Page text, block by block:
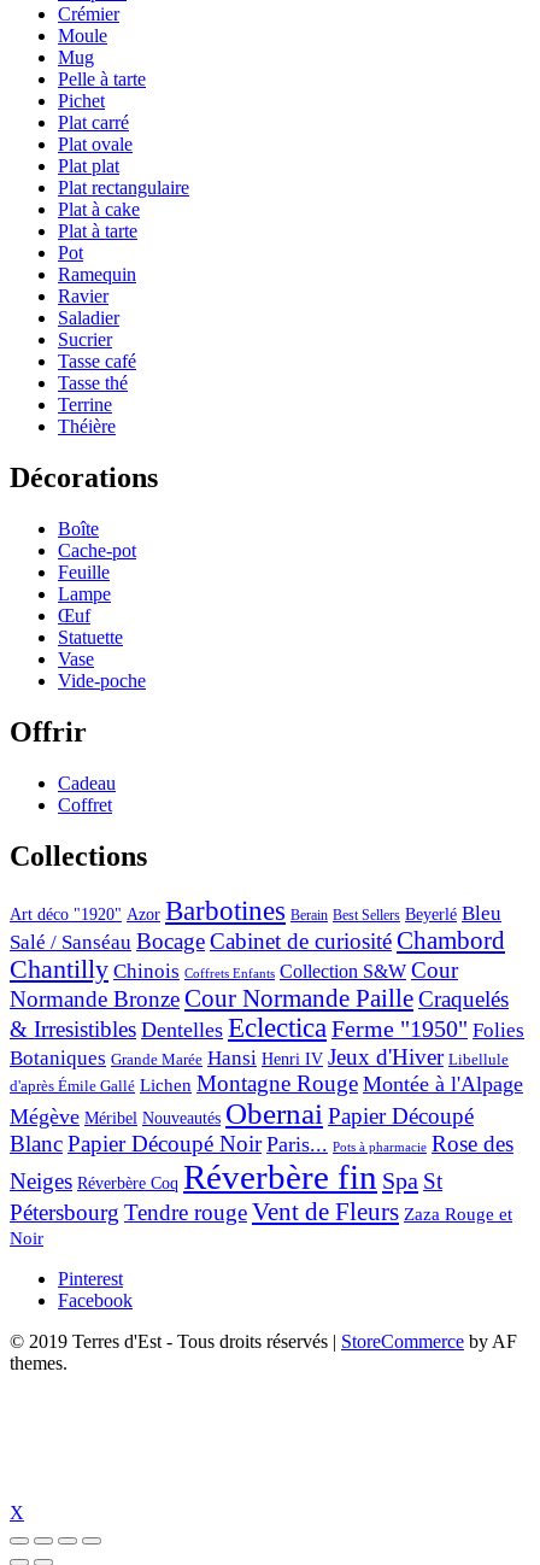
Crémier
Moule
Mug
Pelle à tarte
Pichet
Plat carré
Plat ovale
Plat plat
Plat rectangulaire
Plat à cake
Plat à tarte
Pot
Ramequin
Ravier
Saladier
Sucrier
Tasse café
Tasse thé
Terrine
Théière
Décorations
Boîte
Cache-pot
Feuille
Lampe
Œuf
Statuette
Vase
Vide-poche
Offrir
Cadeau
Coffret
Collections
Art déco "1920" Azor Barbotines Berain Best Sellers Beyerlé Bleu
Salé / Sanséau BocageCabinet de curiositéChambord
Chantilly Chinois Coffrets Enfants Collection S&W Cour
Normande BronzeCour Normande PailleCraquelés
& Irresistibles Dentelles EclecticaFerme "1950" Folies
Botaniques Grande Marée Hansi Henri IV Jeux d'Hiver Libellule
d'après Émile Gallé Lichen Montagne Rouge Montée à l'Alpage
Mégève Méribel Nouveautés ObernaiPapier Découpé
BlancPapier Découpé Noir Paris... Pots à pharmacie Rose des
Neiges Réverbère Coq Réverbère fin Spa St
Pétersbourg Tendre rougeVent de Fleurs Zaza Rouge et
Noir
Pinterest
Facebook
© 2019 Terres d'Est - Tous droits réservés
StoreCommerce by AF
themes.
X